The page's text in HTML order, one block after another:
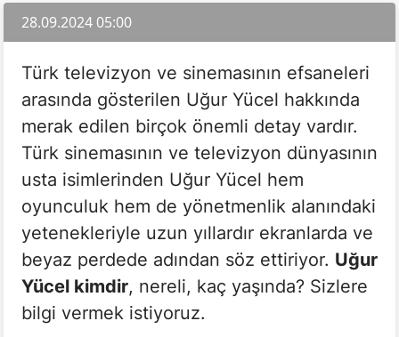
28.09.2024 05:00
Türk televizyon ve sinemasının efsaneleri
arasında gösterilen Uğur Yücel hakkında
merak edilen birçok önemli detay vardır.
Türk sinemasının ve televizyon dünyasının
usta isimlerinden Uğur Yücel hem
oyunculuk hem de yönetmenlik alanındaki
yetenekleriyle uzun yıllardır ekranlarda ve
beyaz perdede adından söz ettiriyor. Uğur
Yücel kimdir, nereli, kaç yaşında? Sizlere
bilgi vermek istiyoruz.